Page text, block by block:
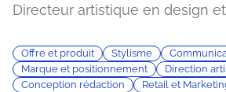
Directeur artistique en design
Offre et produit Stylisme
Marque et positionnement
Direction
Conception rédaction
Retail et